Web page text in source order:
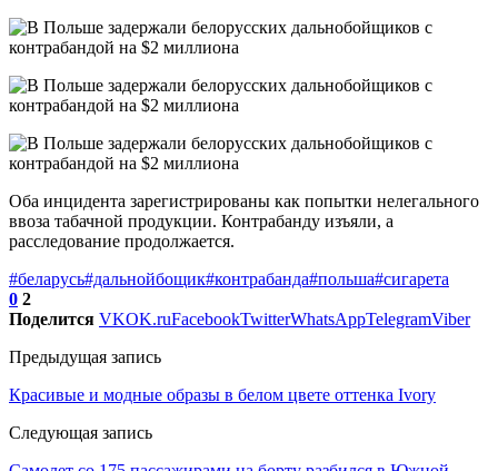
Оба инцидента зарегистрированы как попытки нелегального
ввоза табачной продукции. Контрабанду изъяли, а
расследование продолжается.
#беларусь#дальнойбощик#контрабанда#польша#сигарета
0 2
Поделится VKOK.ruFacebookTwitterWhatsAppTelegramViber
Предыдущая запись
Красивые и модные образы в белом цвете оттенка Ivory
Следующая запись